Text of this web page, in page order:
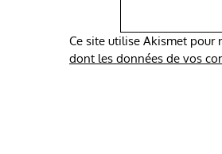
Ce site utilise Akismet pour
dont les données de vos